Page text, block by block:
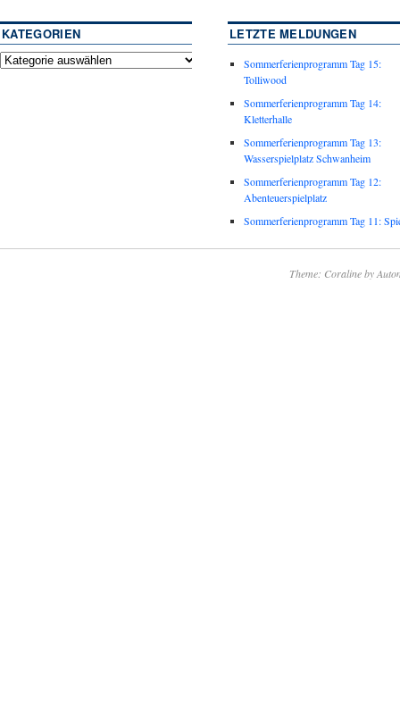
KATEGORIEN LETZTE MELDUNGEN
Sommerferienprogramm Tag 15:
Tolliwood
Sommerferienprogramm Tag 14:
Kletterhalle
Sommerferienprogramm Tag 13:
Wasserspielplatz Schwanheim
Sommerferienprogramm Tag 12:
Abenteuerspielplatz
Sommerferienprogramm Tag 11:
Theme: Coraline by